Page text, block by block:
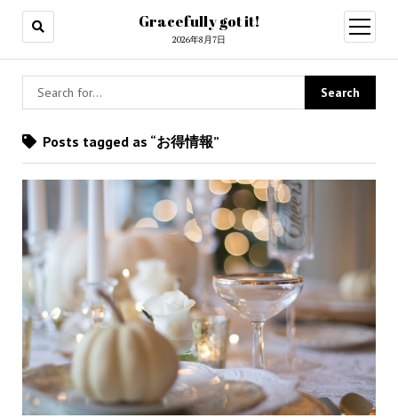
Gracefully got it!
2026年8月7日
open
menu
Posts tagged as “お得情報”